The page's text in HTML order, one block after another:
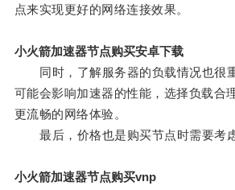
点来实现更好的网络连接效果。
小火箭加速器节点购买安卓下载
同时，了解服务器的负载情况也很
可能会影响加速器的性能，选择负载合
更流畅的网络体验。
最后，价格也是购买节点时需要考虑
小火箭加速器节点购买vnp